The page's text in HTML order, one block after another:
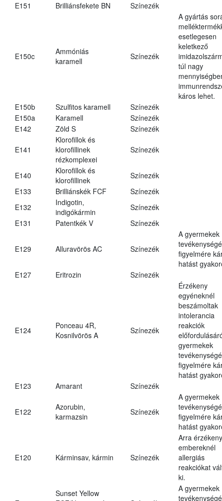
E151
Brilliánsfekete BN Színezék
E150c
Ammóniás
karamell
Színezék
A gyártás
esetlegesen
keletkező
túl nagy
káros lehet.
E150b
Szulfitos karamell
Színezék
E150a
Karamell
Színezék
E142
Zöld S Színezék
E141
Klorofillok és
klorofillinek
rézkomplexei
Színezék
E140
Klorofillok és
klorofillinek
Színezék
E133
Brilliánskék FCF
Színezék
E132
Indigotin,
indigókármin
Színezék
E131
Patentkék V Színezék
E129 Alluravörös AC Színezék
A gyermekek
figyelmére
hatást
E127
Eritrozin Színezék
E124
Ponceau 4R,
Kosnilvörös A
Színezék
Érzékeny
egyéneknél
beszámoltak
intolerancia
reakciók
gyermekek
figyelmére
hatást
E123
Amarant Színezék
E122
Azorubin,
karmazsin
Színezék
A gyermekek
figyelmére
hatást
E120 Kárminsav, kármin Színezék
Arra érzékeny
embereknél
allergiás
reakciókat
ki.
Sunset Yellow
A gyermekek